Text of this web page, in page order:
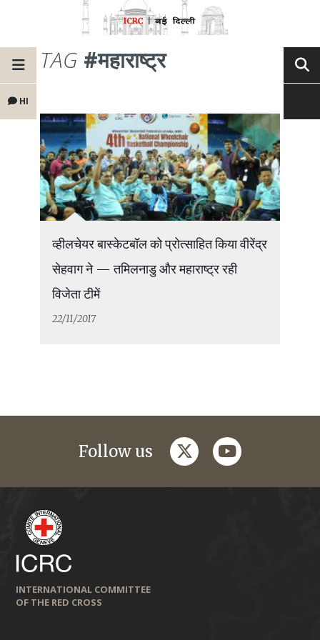
HI
TAG #महाराष्ट्र
व्हीलचेयर बास्केटबॉल को प्रोत्साहित किया वीरेंद्र
सेहवाग ने — तमिलनाडु और महाराष्ट्र रही
विजेता टीमें
22/11/2017
Follow us twitteryoutube
INTERNATIONAL COMMITTEE
OF THE RED CROSS